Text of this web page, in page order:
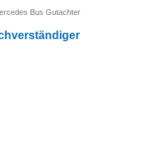
Bus Gutachter